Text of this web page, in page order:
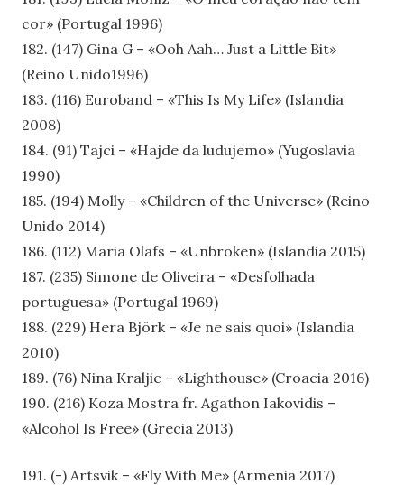
cor» (Portugal 1996)
182. (147) Gina G – «Ooh Aah… Just a Little Bit»
(Reino Unido1996)
183. (116) Euroband – «This Is My Life» (Islandia
2008)
184. (91) Tajci – «Hajde da ludujemo» (Yugoslavia
1990)
185. (194) Molly – «Children of the Universe» (Reino
Unido 2014)
186. (112) Maria Olafs – «Unbroken» (Islandia 2015)
187. (235) Simone de Oliveira – «Desfolhada
portuguesa» (Portugal 1969)
188. (229) Hera Björk – «Je ne sais quoi» (Islandia
2010)
189. (76) Nina Kraljic – «Lighthouse» (Croacia 2016)
190. (216) Koza Mostra fr. Agathon Iakovidis –
«Alcohol Is Free» (Grecia 2013)
191. (-) Artsvik – «Fly With Me» (Armenia 2017)